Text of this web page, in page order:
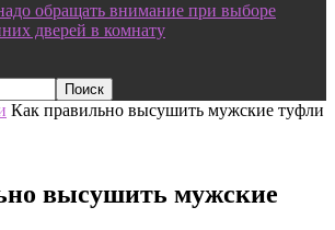
обращать внимание при выборе
дверей в комнату
Как правильно высушить мужские туфли
высушить мужские